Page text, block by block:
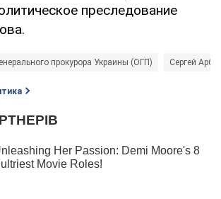
преследование
прокурора Украины (ОГП) Сергей